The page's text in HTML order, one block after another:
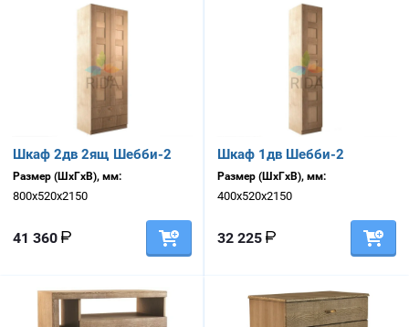
Шкаф 2дв 2ящ Шебби-2
Размер (ШхГхВ), мм:
800х520х2150
41 360
Шкаф 1дв Шебби-2
Размер (ШхГхВ), мм:
400х520х2150
32 225